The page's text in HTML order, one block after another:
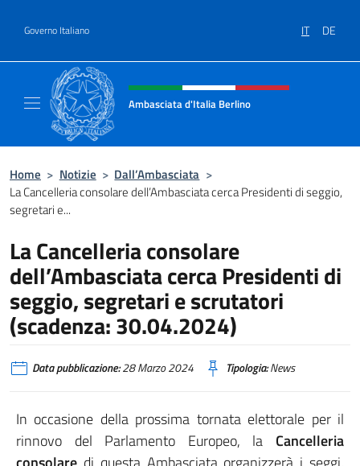
Governo Italiano IT DE
Intestazione sito, social e menù
Ambasciata d'Italia Berlino
Home > Notizie > Dall’Ambasciata >
La Cancelleria consolare dell’Ambasciata cerca Presidenti di seggio,
segretari e...
La Cancelleria consolare
dell’Ambasciata cerca Presidenti di
seggio, segretari e scrutatori
(scadenza: 30.04.2024)
Data pubblicazione:28 Marzo 2024 Tipologia:News
In occasione della prossima tornata elettorale per il
rinnovo del Parlamento Europeo, la Cancelleria